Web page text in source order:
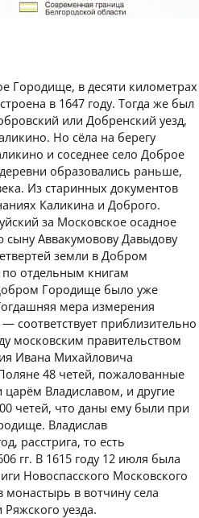
Городище, в десяти километрах
в 1647 году. Тогда же был
или Добренский уезд,
Но сёла на берегу
и соседнее село Доброе
образовались раньше,
Из старинных документов
Каликина и Доброго.
за Московское осадное
Аввакумовову Давыдову
земли в Добром
по отдельным книгам
Городище было уже
мера измерения
соответствует приблизительно
московским правительством
Ивана Михайловича
48 четей, пожалованные
Владиславом, и другие
четей, что даны ему были при
Владислав
расстрига, то есть
гг. В 1615 году 12 июля была
Новоспасского Московского
в вотчину села
уезда.